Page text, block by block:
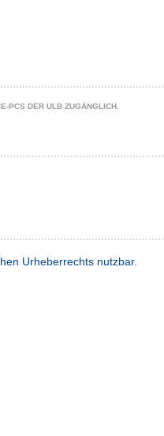
PCS DER ULB ZUGÄNGLICH.
Urheberrechts nutzbar.